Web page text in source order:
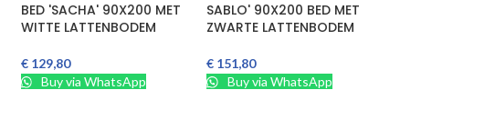
BED 'SACHA' 90X200 MET
WITTE LATTENBODEM
€129,80
In Winkelmand
Buy via WhatsApp
SABLO' 90X200 BED MET
ZWARTE LATTENBODEM
€ 151,80
In Winkelmand
Buy via WhatsApp